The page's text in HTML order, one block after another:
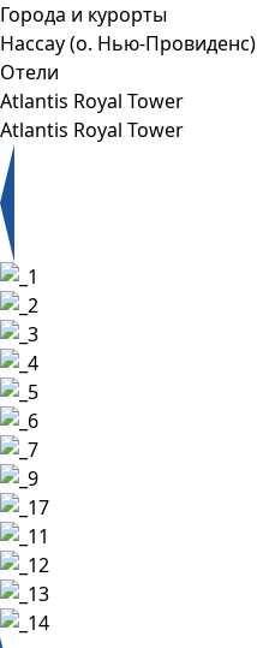
Города и курорты
Нассау (о. Нью-Провиденс)
Отели
Atlantis Royal Tower
Atlantis Royal Tower